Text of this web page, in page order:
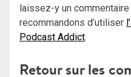
laissez-y un
recommandons d’utiliser
Podcast Addict.
Retour sur les